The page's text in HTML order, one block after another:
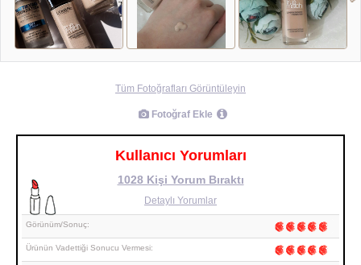
Tüm Fotoğrafları Görüntüleyin
Fotoğraf Ekle
Kullanıcı Yorumları
1028 Kişi Yorum Bıraktı
Detaylı Yorumlar
Görünüm/Sonuç:
Ürünün Vadettiği Sonucu Vermesi: